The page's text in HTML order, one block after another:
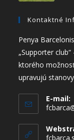
Kontaktné
Penya
„Supporter
ktorého
upravujú
E-mail: